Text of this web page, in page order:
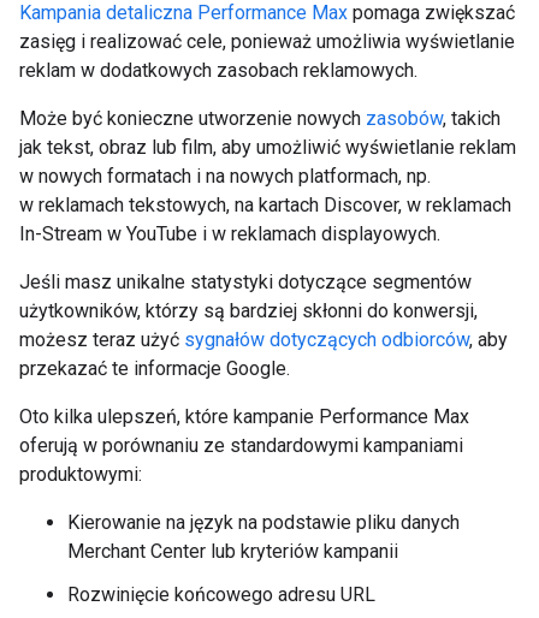
Kampania detaliczna Performance Max pomaga zwiększać
zasięg i realizować cele, ponieważ umożliwia wyświetlanie
reklam w dodatkowych zasobach reklamowych.
Może być konieczne utworzenie nowych zasobów, takich
jak tekst, obraz lub film, aby umożliwić wyświetlanie reklam
w nowych formatach i na nowych platformach, np.
w reklamach tekstowych, na kartach Discover, w reklamach
In-Stream w YouTube i w reklamach displayowych.
Jeśli masz unikalne statystyki dotyczące segmentów
użytkowników, którzy są bardziej skłonni do konwersji,
możesz teraz użyć sygnałów dotyczących odbiorców, aby
przekazać te informacje Google.
Oto kilka ulepszeń, które kampanie Performance Max
oferują w porównaniu ze standardowymi kampaniami
produktowymi:
Kierowanie na język na podstawie pliku danych
Merchant Center lub kryteriów kampanii
Rozwinięcie końcowego adresu URL